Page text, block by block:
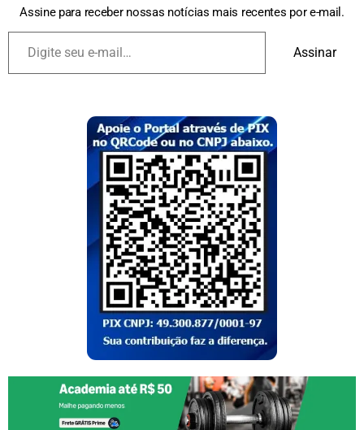
Assine para receber nossas notícias mais recentes por e-mail.
Assinar